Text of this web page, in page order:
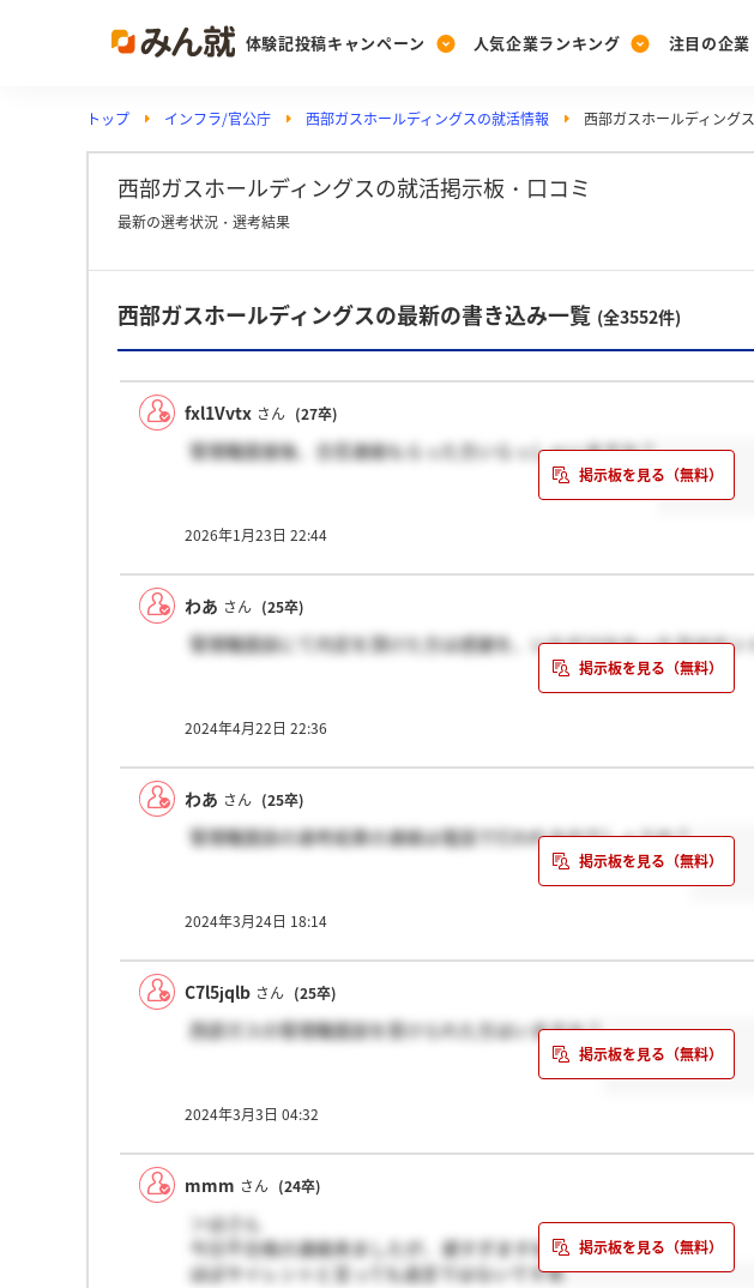
体験記投稿キャンペーン
Post
投稿する
[27卒] 本選
人気企業ランキング
Ranking
ランキングを見る
Vote
投票する
注目の企
PickUp
注目の企業特集
動画で知ろう！業界・企業研究
トップ インフラ/官公庁 西部ガスホールディングスの就活情報 西部ガスホールディング
西部ガスホールディングスの就活掲示板・口コミ
最新の選考状況・選考結果
西部ガスホールディングスの最新の書き込み一覧 (全3552件)
fxl1Vvtx さん (27卒)
管理職面接後、合否連絡もらった方いらっしゃいますか？
2026年1月23日 22:44
わあ さん (25卒)
管理職面談にて内定を頂けた方は感謝を、いただけなかった方はホン
2024年4月22日 22:36
わあ さん (25卒)
管理職面談の選考結果の連絡は電話で行われるのでしょうか？
2024年3月24日 18:14
C7l5jqlb さん (25卒)
西部ガスの管理職面談を受けられた方はいますか？
2024年3月3日 04:32
mmm さん (24卒)
＞はさん
今日不合格の連絡来ましたが、遅すぎますね笑
ほぼサイレントと言っても過言ではないです笑